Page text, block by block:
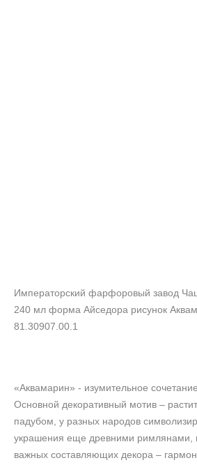
Императорский фарфоровый завод
240 мл форма Айседора рисунок
81.30907.00.1
«Аквамарин» - изумительное
Основной декоративный мотив –
падубом, у разных народов
украшения еще древними римлянами, и
важных составляющих декора –